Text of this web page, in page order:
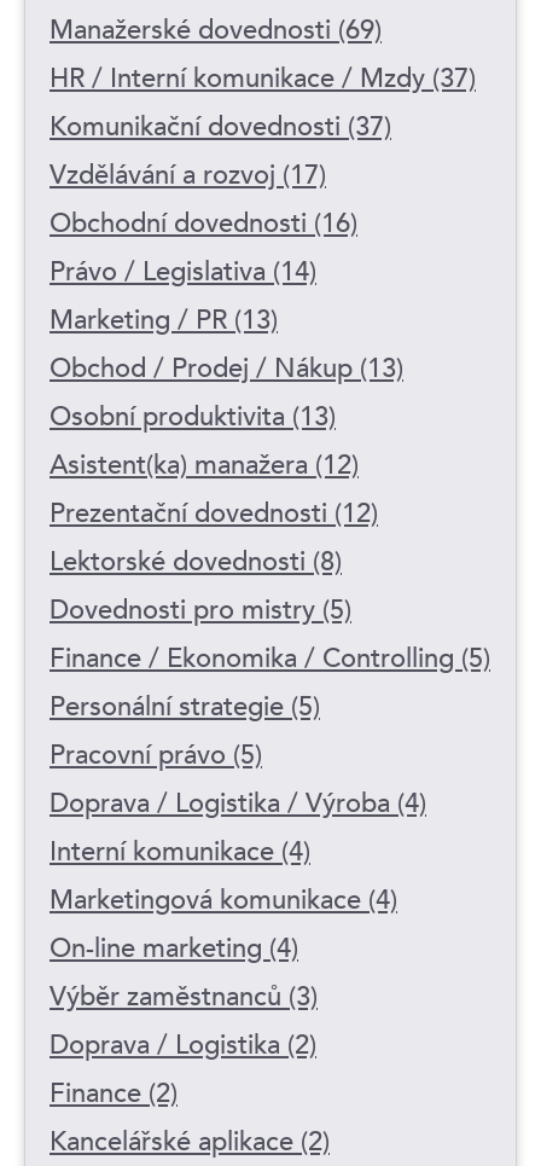
Manažerské dovednosti (69)
HR / Interní komunikace / Mzdy (37)
Komunikační dovednosti (37)
Vzdělávání a rozvoj (17)
Obchodní dovednosti (16)
Právo / Legislativa (14)
Marketing / PR (13)
Obchod / Prodej / Nákup (13)
Osobní produktivita (13)
Asistent(ka) manažera (12)
Prezentační dovednosti (12)
Lektorské dovednosti (8)
Dovednosti pro mistry (5)
Finance / Ekonomika / Controlling (5)
Personální strategie (5)
Pracovní právo (5)
Doprava / Logistika / Výroba (4)
Interní komunikace (4)
Marketingová komunikace (4)
On-line marketing (4)
Výběr zaměstnanců (3)
Doprava / Logistika (2)
Finance (2)
Kancelářské aplikace (2)